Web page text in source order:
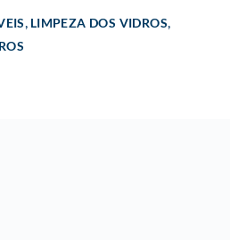
, LIMPEZA DOS VIDROS,